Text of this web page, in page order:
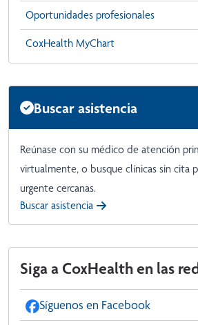
Oportunidades profesionales
CoxHealth MyChart
Buscar asistencia
Reúnase con su médico de atención
virtualmente, o busque clínicas sin cita
urgente cercanas.
Buscar asistencia
Siga a CoxHealth en las
Síguenos en Facebook